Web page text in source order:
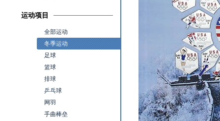
运动项目
全部运动
冬季运动
足球
篮球
排球
乒乓球
网羽
手曲棒垒